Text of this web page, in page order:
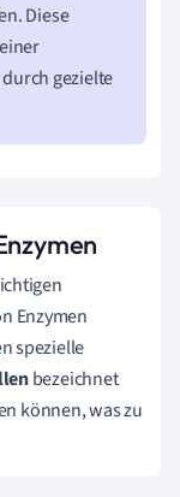
Diese
gezielte
Enzymen
spezielle
bezeichnet
können, was zu